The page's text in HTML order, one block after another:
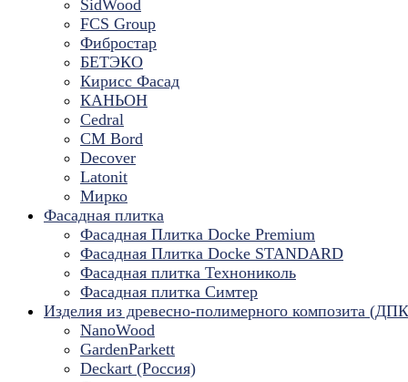
SidWood
FCS Group
Фибростар
БЕТЭКО
Кирисс Фасад
КАНЬОН
Cedral
CM Bord
Decover
Latonit
Мирко
Фасадная плитка
Фасадная Плитка Docke Premium
Фасадная Плитка Docke STANDARD
Фасадная плитка Технониколь
Фасадная плитка Симтер
Изделия из древесно-полимерного композита
NanoWood
GardenParkett
Deckart (Россия)